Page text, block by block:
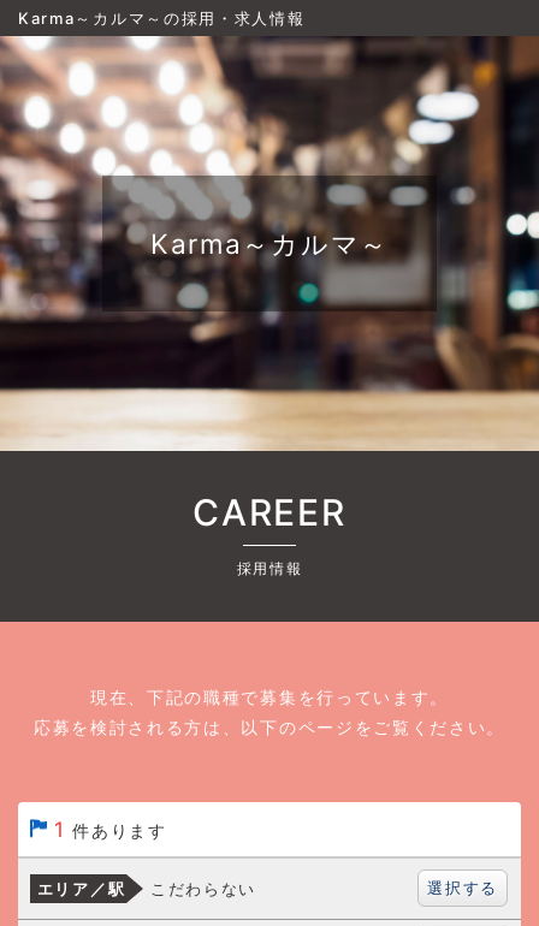
Karma～カルマ～の採用・求人情報
Karma～カルマ～
CAREER
採用情報
現在、下記の職種で募集を行っています。
応募を検討される方は、以下のページをご覧ください。
1 件あります
エリア／駅 こだわらない 選択する